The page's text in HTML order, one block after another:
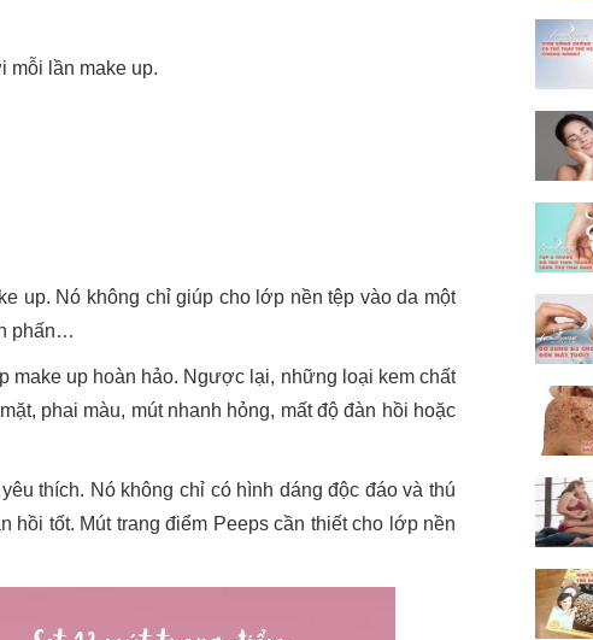
mỗi lần make up.
up. Nó không chỉ giúp cho lớp nền tệp vào da một
phấn…
make up hoàn hảo. Ngược lại, những loại kem chất
phai màu, mút nhanh hỏng, mất độ đàn hồi hoặc
thích. Nó không chỉ có hình dáng độc đáo và thú
tốt. Mút trang điểm Peeps cần thiết cho lớp nền